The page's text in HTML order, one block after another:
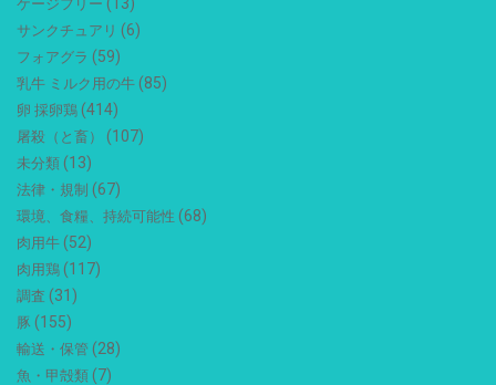
ケージフリー
サンクチュアリ (6)
フォアグラ (59)
乳牛 ミルク用の牛 (85)
卵 採卵鶏 (414)
屠殺（と畜） (107)
未分類 (13)
法律・規制 (67)
環境、食糧、持続可能性 (68)
肉用牛 (52)
肉用鶏 (117)
調査 (31)
豚 (155)
輸送・保管 (28)
魚・甲殻類 (7)